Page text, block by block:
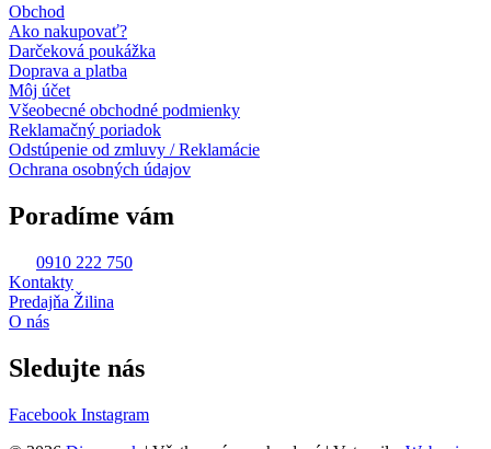
Obchod
Ako nakupovať?
Darčeková poukážka
Doprava a platba
Môj účet
Všeobecné obchodné podmienky
Reklamačný poriadok
Odstúpenie od zmluvy / Reklamácie
Ochrana osobných údajov
Poradíme vám
0910 222 750
Kontakty
Predajňa Žilina
O nás
Sledujte nás
Facebook Instagram